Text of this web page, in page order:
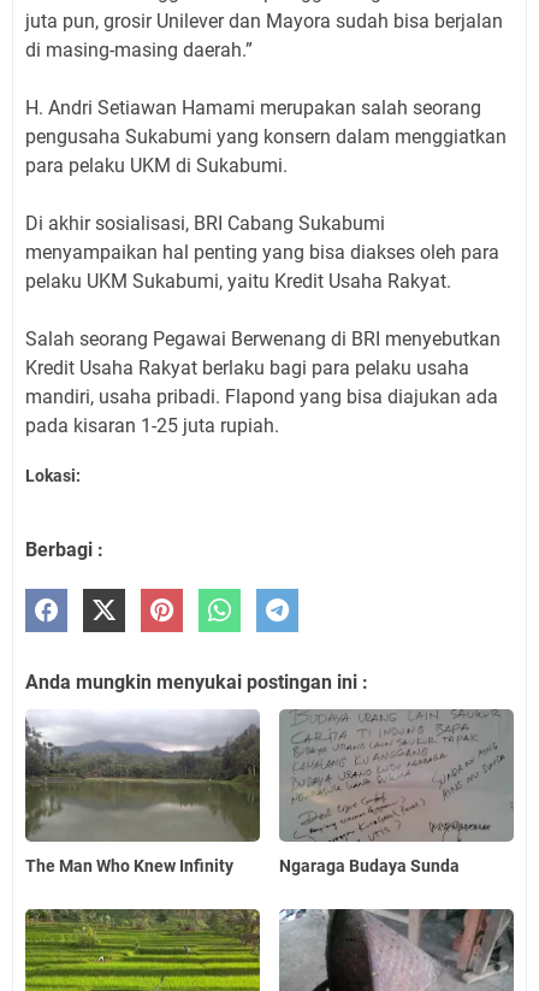
juta pun, grosir Unilever dan Mayora sudah bisa berjalan
di masing-masing daerah.”
H. Andri Setiawan Hamami merupakan salah seorang
pengusaha Sukabumi yang konsern dalam menggiatkan
para pelaku UKM di Sukabumi.
Di akhir sosialisasi, BRI Cabang Sukabumi
menyampaikan hal penting yang bisa diakses oleh para
pelaku UKM Sukabumi, yaitu Kredit Usaha Rakyat.
Salah seorang Pegawai Berwenang di BRI menyebutkan
Kredit Usaha Rakyat berlaku bagi para pelaku usaha
mandiri, usaha pribadi. Flapond yang bisa diajukan ada
pada kisaran 1-25 juta rupiah.
Lokasi:
Berbagi :
Anda mungkin menyukai postingan ini :
The Man Who Knew Infinity Ngaraga Budaya Sunda